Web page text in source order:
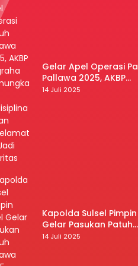
Gelar Apel Operasi
Pallawa 2025, AKBP
Nugraha Pamungkas:
14 Juli 2025
Kapolda Sulsel
Gelar Pasukan Patuh
Pallawa 2025
14 Juli 2025